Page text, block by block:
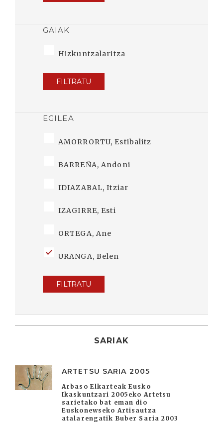
GAIAK
Hizkuntzalaritza
FILTRATU
EGILEA
AMORRORTU, Estibalitz
BARREÑA, Andoni
IDIAZABAL, Itziar
IZAGIRRE, Esti
ORTEGA, Ane
URANGA, Belen
FILTRATU
SARIAK
ARTETSU SARIA 2005
Arbaso Elkarteak Eusko
Ikaskuntzari 2005eko Artetsu
sarietako bat eman dio
Euskonewseko Artisautza
atalarengatik Buber Saria 2003